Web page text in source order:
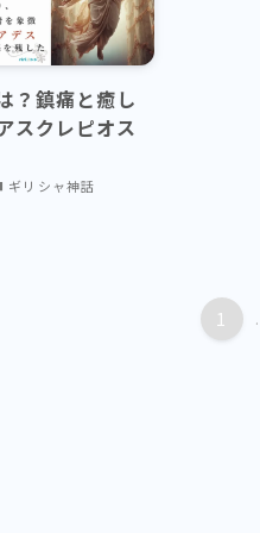
？鎮痛と癒し
スクレピオス
ギリシャ神話
1